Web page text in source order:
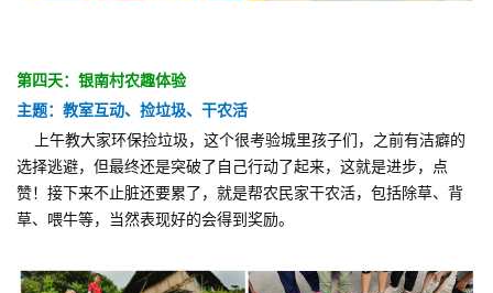
第四天：银南村农趣体验
主题：教室互动、捡垃圾、干农活
上午教大家环保捡垃圾，这个很考验城里孩子们，之前有洁癖的
选择逃避，但最终还是突破了自己行动了起来，这就是进步，点
赞！接下来不止脏还要累了，就是帮农民家干农活，包括除草、背
草、喂牛等，当然表现好的会得到奖励。